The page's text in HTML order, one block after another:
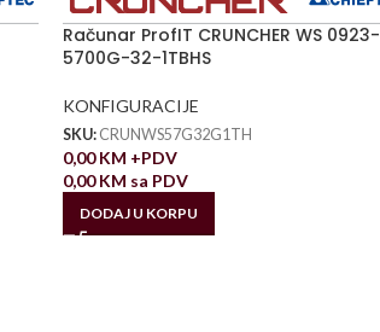
Računar ProfIT CRUNCHER WS 0923-
5700G-32-1TBHS
KONFIGURACIJE
SKU: CRUNWS57G32G1TH
0,00KM +PDV
0,00KM sa PDV
DODAJ U KORPU